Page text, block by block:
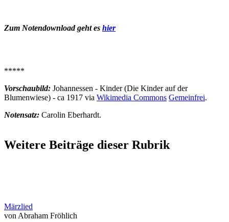
Zum Notendownload geht es hier
*****
Vorschaubild: Johannessen - Kinder (Die Kinder auf der
Blumenwiese) - ca 1917 via Wikimedia Commons Gemeinfrei.
Notensatz: Carolin Eberhardt.
Weitere Beiträge dieser Rubrik
Märzlied
von Abraham Fröhlich